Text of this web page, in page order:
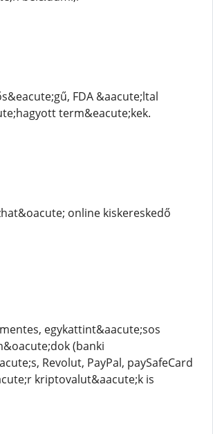
FDA &aacute;ltal
term&eacute;kek.
online kiskereskedő
egykattint&aacute;sos
(banki
Revolut, PayPal, paySafeCard
kriptovalut&aacute;k is